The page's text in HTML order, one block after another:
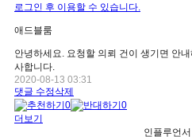
로그인 후 이용할 수 있습니다.
애드블룸
안녕하세요. 요청할 의뢰 건이 생기면 안
사합니다.
2020-08-13 03:31
댓글 수정삭제
0
0
더보기
인플루언